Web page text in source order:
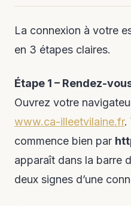
La connexion à votre
en 3 étapes claires.
Étape 1 – Rendez-
Ouvrez votre
www.ca-illeetvilaine.fr.
commence bien par
apparaît dans la barre
deux signes d’une